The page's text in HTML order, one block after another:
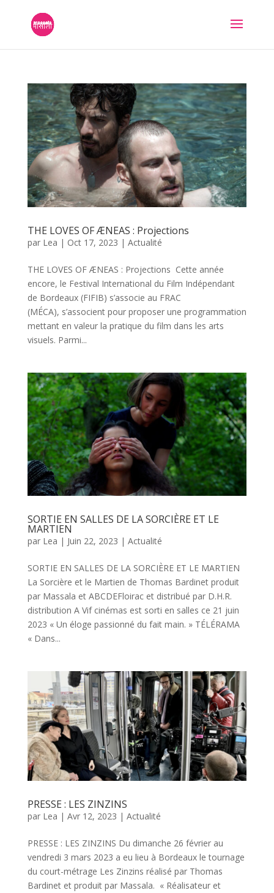
THE LOVES OF ÆNEAS : Projections
par Lea | Oct 17, 2023 | Actualité
THE LOVES OF ÆNEAS : Projections Cette année
encore, le Festival International du Film Indépendant
de Bordeaux (FIFIB) s’associe au FRAC
(MÉCA), s’associent pour proposer une programmation
mettant en valeur la pratique du film dans les arts
visuels. Parmi...
SORTIE EN SALLES DE LA SORCIÈRE ET LE
MARTIEN
par Lea | Juin 22, 2023 | Actualité
SORTIE EN SALLES DE LA SORCIÈRE ET LE MARTIEN
La Sorcière et le Martien de Thomas Bardinet produit
par Massala et ABCDEFloirac et distribué par D.H.R.
distribution A Vif cinémas est sorti en salles ce 21 juin
2023 « Un éloge passionné du fait main. » TÉLÉRAMA
« Dans...
PRESSE : LES ZINZINS
par Lea | Avr 12, 2023 | Actualité
PRESSE : LES ZINZINS Du dimanche 26 février au
vendredi 3 mars 2023 a eu lieu à Bordeaux le tournage
du court-métrage Les Zinzins réalisé par Thomas
Bardinet et produit par Massala. « Réalisateur et